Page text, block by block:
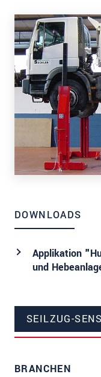
DOWNLOADS
Applikation
und
SEILZUG-
BRANCHEN